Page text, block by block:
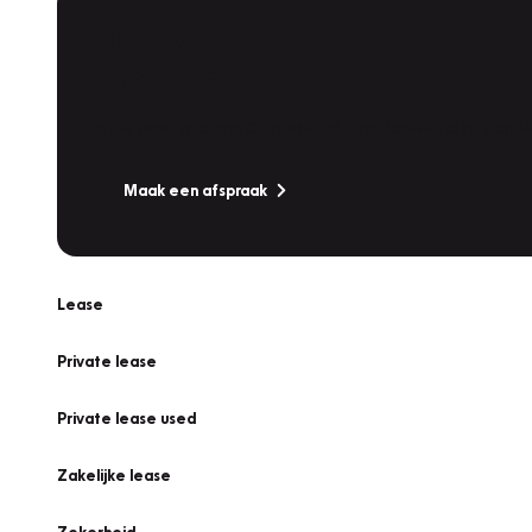
Maak een afspraak
Lease
Private lease
Private lease used
Zakelijke lease